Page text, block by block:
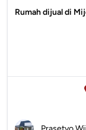
Rumah dijual di